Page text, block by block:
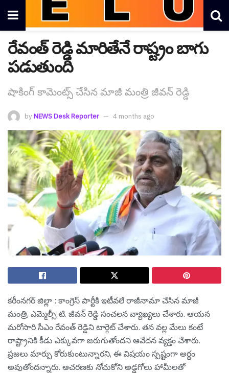
రేవంత్ రెడ్డి మారితేనే రాష్ట్రం బాగు
ప‌డుతుంది
షాకింగ్ కామెంట్స్ చేసిన మాజీ మంత్రి జీవ‌న్ రెడ్డి
by NEWS Desk Reporter 4 months ago
క‌రీంన‌గ‌ర్ జిల్లా : కాంగ్రెస్ పార్టీకి ఇటీవ‌లే రాజీనామా చేసిన మాజీ
మంత్రి, ఎమ్మెల్సీ టి. జీవ‌న్ రెడ్డి సంచ‌ల‌న వ్యాఖ్య‌లు చేశారు. ఆయ‌న
మ‌రోసారి సీఎం రేవంత్ రెడ్డిని టార్గెట్ చేశారు. త‌న వ‌ల్ల మేలు కంటే
రాష్ట్రానికి కీడు ఎక్కువ‌గా జ‌రుగుతోంద‌ని ఆవేద‌న వ్య‌క్తం చేశారు.
ప్ర‌జ‌లు మార్పు కోరుకుంటున్నార‌ని, ఈ విష‌యం స్ప‌ష్టంగా అర్థం
అవుతోంద‌న్నారు. ఆచ‌ర‌ణ‌కు నోచుకోని అడ్డగోలు హామీలతో